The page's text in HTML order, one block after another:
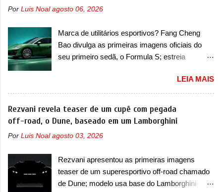
improvável pensar que uma picape chagaria ao
Strada fez. Mais do que isso: ela é a prova viva
que time que está ganhando se mexe sim. Ao
longo da sua história, ela...
O modelo agora passará a ser vendido com
que vão atualizá-los para a identidade visual
mais moderna da marca, mas ainda sem
motivos para que essa mudança já seja tão
nada os primeiros consumidores). Pelas
imagens teaser, se percebe que o sedã contará
com um novo para-choque na dianteira. Ele
passa a trazer um vinco horizontal mais
destacado que atravessa toda a dianteira do
faróis. Ele ainda possui um espaço para a placa
novo abaixo do vinco e uma nova entrada de ar
inferio...
Por Luis Noal agosto 06, 2026
Marca de utilitários esportivos? Fang Cheng
Bao divulga as primeiras imagens oficiais do
seu primeiro sedã, o Formula S; estreia
como uma marca com utilitários esportivos, a
Fang Cheng Bao nasceu como uma empresa
voltada a desenvolver utilitários esportivos com
uma pegada mais off-road. E isso funcionou
muito bem com o lançamento dos modelos Bao
5 e Bao 8, além do Tai 3 e Tai 7. Agora, a marca
de... sedãs. Antecipado por imagens teaser, o
Formula S será o primeiro três volumes da
Fang Cheng Bao, que parece se perder na sua
LEIA MAIS
Rezvani revela teaser de um cupê com pegada
off-road, o Dune, baseado em um Lamborghini
Por Luis Noal agosto 03, 2026
Rezvani apresentou as primeiras imagens
teaser de um superesportivo off-road chamado
de Dune; modelo usa base do Lamborghini